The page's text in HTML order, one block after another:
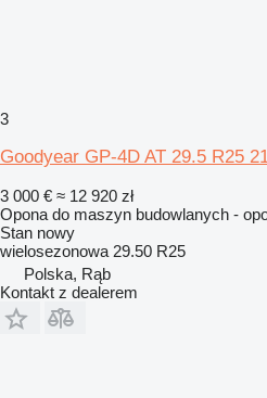
3
Goodyear GP-4D AT 29.5 R25
3 000 € ≈ 12 920 zł
Opona do maszyn budowlanych -
Stan nowy
wielosezonowa 29.50 R25
Polska, Rąb
Kontakt z dealerem